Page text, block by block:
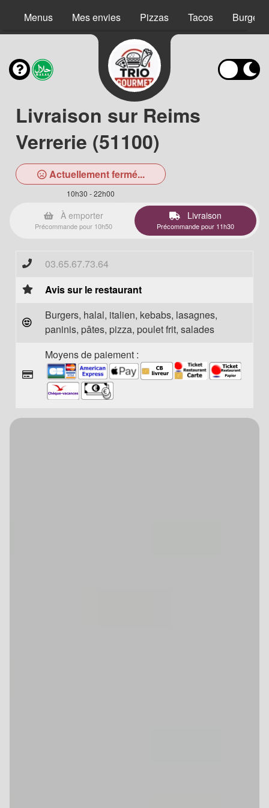
Menus Mes envies Pizzas Tacos Burgers
Livraison sur Reims
Verrerie (51100)
Actuellement fermé...
10h30 - 22h00
À emporter
Précommande pour 10h50
Livraison
Précommande pour 11h30
03.65.67.73.64
Avis sur le restaurant
Burgers, halal, italien, kebabs, lasagnes,
paninis, pâtes, pizza, poulet frit, salades
Moyens de paiement :